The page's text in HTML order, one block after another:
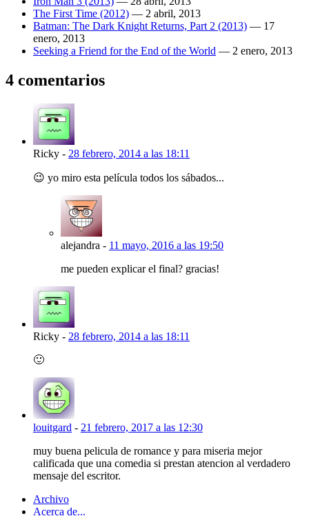
The First Time (2012) — 2 abril, 2013
Batman: The Dark Knight Returns, Part 2 (2013) — 17
enero, 2013
Seeking a Friend for the End of the World — 2 enero, 2013
4 comentarios
Ricky - 28 febrero, 2014 a las 18:11
😉 yo miro esta película todos los sábados...
alejandra - 11 mayo, 2016 a las 19:50
me pueden explicar el final? gracias!
Ricky - 28 febrero, 2014 a las 18:11
🙂
louitgard - 21 febrero, 2017 a las 12:30
muy buena pelicula de romance y para miseria mejor
calificada que una comedia si prestan atencion al verdadero
mensaje del escritor.
Archivo
Acerca de...